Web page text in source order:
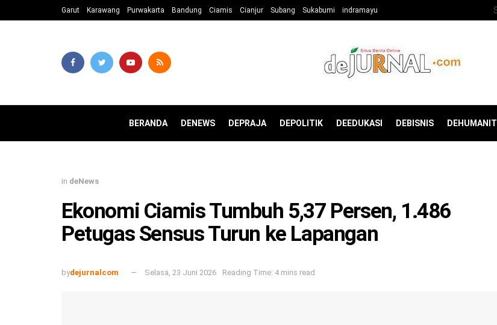
Garut Karawang Purwakarta Bandung Ciamis Cianjur Subang Sukabumi indramayu
BERANDA DENEWS DEPRAJA DEPOLITIK DEEDUKASI DEBISNIS DEHUMANITI
in deNews
Ekonomi Ciamis Tumbuh 5,37 Persen, 1.486
Petugas Sensus Turun ke Lapangan
bydejurnalcom Selasa, 23 Juni 2026 Reading Time: 4 mins read